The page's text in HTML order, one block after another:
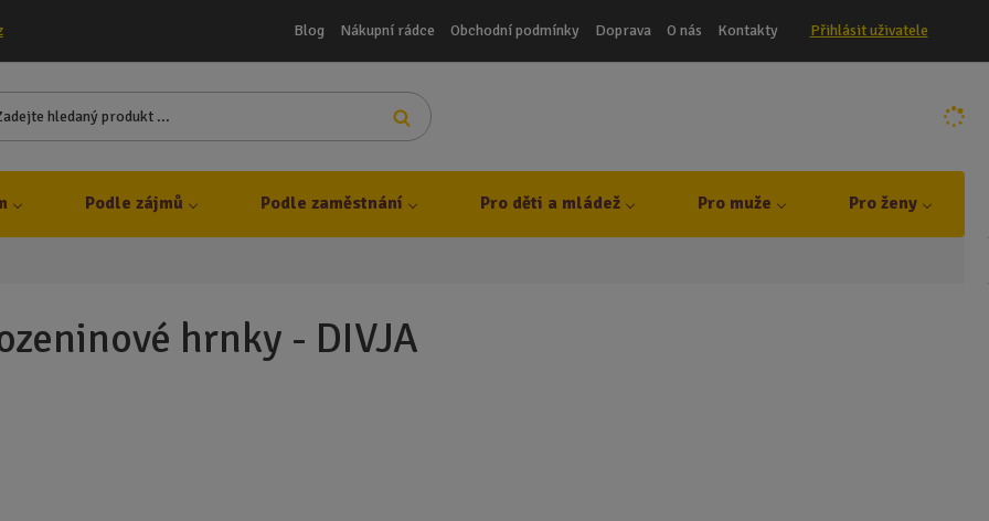
Blog Nákupní rádce Obchodní podmínky Doprava O nás Kontakty Přihlásit uživatele
e
d
Vyhledat
Podle zájmů Podle zaměstnání Pro děti a mládež Pro muže Pro ženy
hrnky - DIVJA